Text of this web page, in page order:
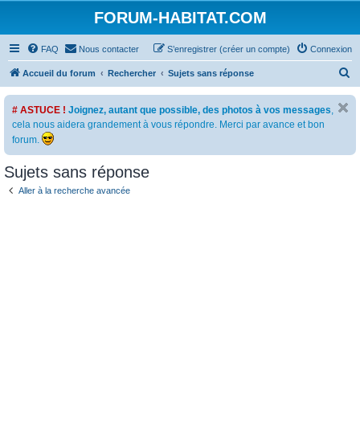
FORUM-HABITAT.COM
FAQ Nous contacter Connexion
S’enregistrer (créer un compte)
Accueil du forum Rechercher Sujets sans réponse
e
# ASTUCE ! Joignez, autant que possible, des photos à vos messages,
cela nous aidera grandement à vous répondre. Merci par avance et bon
forum.
Sujets sans réponse
Aller à la recherche avancée